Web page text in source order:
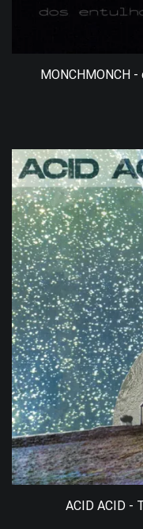
MONCHMONCH
ACID ACID -